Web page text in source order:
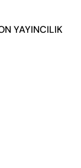
YAYINCILIK